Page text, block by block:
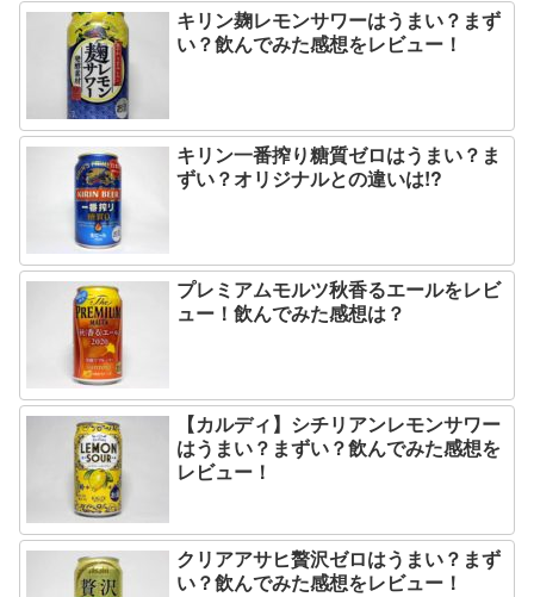
キリン麹レモンサワーはうまい？まず
い？飲んでみた感想をレビュー！
キリン一番搾り糖質ゼロはうまい？ま
ずい？オリジナルとの違いは!?
プレミアムモルツ秋香るエールをレビ
ュー！飲んでみた感想は？
【カルディ】シチリアンレモンサワー
はうまい？まずい？飲んでみた感想を
レビュー！
クリアアサヒ贅沢ゼロはうまい？まず
い？飲んでみた感想をレビュー！